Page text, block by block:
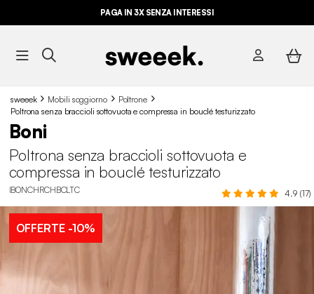
PAGA IN 3X SENZA INTERESSI
sweeek Mobili soggiorno
Poltrone
Poltrona senza braccioli sottovuota e compressa in bouclé testurizzato
Boni
Poltrona senza braccioli sottovuota e
compressa in bouclé testurizzato
IBONCHRCHBCLTC 4.9 (17)
OFFERTE-10%